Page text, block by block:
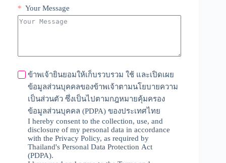
S
t
s
1
Your Message
ข้าพเจ้ายินยอมให้เก็บรวบรวม ใช้ และเปิดเผย
ข้อมูลส่วนบุคคลของข้าพเจ้าตามนโยบายความ
เป็นส่วนตัว ซึ่งเป็นไปตามกฎหมายคุ้มครอง
ข้อมูลส่วนบุคคล (PDPA) ของประเทศไทย
I hereby consent to the collection, use, and
disclosure of my personal data in accordance
with the Privacy Policy, as required by
Thailand's Personal Data Protection Act
(PDPA).